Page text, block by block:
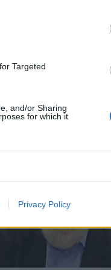
Targeted
and/or Sharing
for which it
Privacy Policy
medžiagomis